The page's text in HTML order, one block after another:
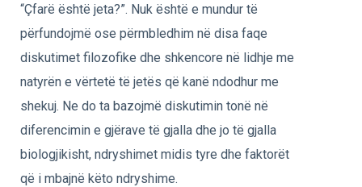
“Çfarë është jeta?”. Nuk është e mundur të
përfundojmë ose përmbledhim në disa faqe
diskutimet filozofike dhe shkencore në lidhje me
natyrën e vërtetë të jetës që kanë ndodhur me
shekuj. Ne do ta bazojmë diskutimin tonë në
diferencimin e gjërave të gjalla dhe jo të gjalla
biologjikisht, ndryshimet midis tyre dhe faktorët
që i mbajnë këto ndryshime.